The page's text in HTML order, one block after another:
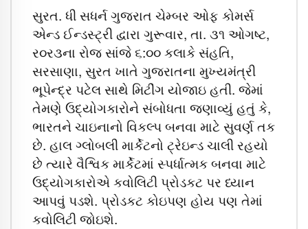
સુરત. ધી સધર્ન ગુજરાત ચેમ્બર ઓફ કોમર્સ
એન્ડ ઈન્ડસ્ટ્રી દ્વારા ગુરૂવાર, તા. ૩૧ ઓગષ્ટ,
ર૦ર૩ના રોજ સાંજે ૬:૦૦ કલાકે સંહતિ,
સરસાણા, સુરત ખાતે ગુજરાતના મુખ્યમંત્રી
ભૂપેન્દ્ર પટેલ સાથે મિટીંગ યોજાઇ હતી. જેમાં
તેમણે ઉદ્યોગકારોને સંબોધતા જણાવ્યું હતું કે,
ભારતને ચાઇનાનો વિકલ્પ બનવા માટે સુવર્ણ તક
છે. હાલ ગ્લોબલી માર્કેટનો ટ્રેઇન્ડ ચાલી રહયો
છે ત્યારે વૈશ્વિક માર્કેટમાં સ્પર્ધાત્મક બનવા માટે
ઉદ્યોગકારોએ કવોલિટી પ્રોડકટ પર ધ્યાન
આપવું પડશે. પ્રોડકટ કોઇપણ હોય પણ તેમાં
કવોલિટી જોઇશે.